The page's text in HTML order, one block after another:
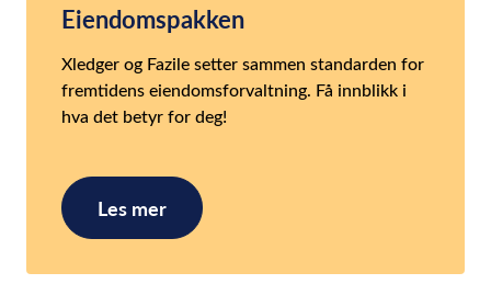
Eiendomspakken
Xledger og Fazile setter sammen standarden for
fremtidens eiendomsforvaltning. Få innblikk i
hva det betyr for deg!
Les mer